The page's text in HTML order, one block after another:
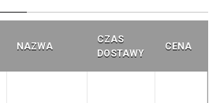
NAZWA
CZAS
DOSTAWY
CENA